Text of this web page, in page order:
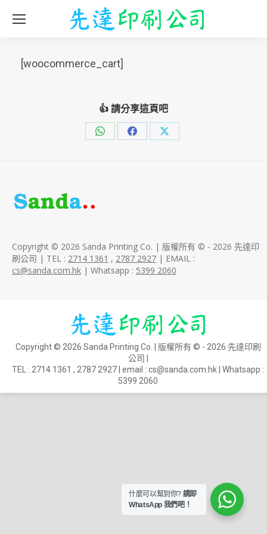
[woocommerce_cart]
👍 請分享這頁吧
Share
Share
Share
Copyright © 2026 Sanda Printing Co. | 版權所有 © - 2026 先達印
刷公司 | TEL : 2714 1361 , 2787 2927 | EMAIL :
cs@sanda.com.hk | Whatsapp : 5399 2060
Copyright © 2026 Sanda Printing Co. | 版權所有 © - 2026 先達印刷
公司 |
TEL : 2714 1361 , 2787 2927 | email : cs@sanda.com.hk | Whatsapp :
5399 2060
什麼可以幫到你? 請即
WhatsApp 我們吧！